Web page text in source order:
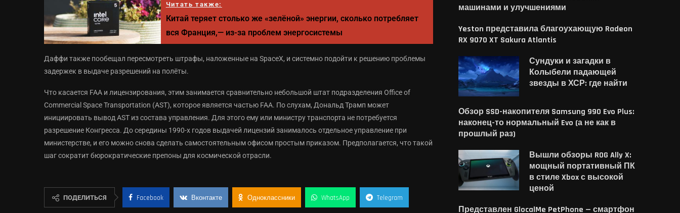
Читать также:
Китай теряет столько же «зелёной» энергии, сколько потребляет
вся Франция,— из-за проблем энергосистемы
Даффи также пообещал пересмотреть штрафы, наложенные на SpaceX, и системно подойти к решению проблемы
задержек в выдаче разрешений на полёты.
Что касается FAA и лицензирования, этим занимается сравнительно небольшой штат подразделения Office of
Commercial Space Transportation (AST), которое является частью FAA. По слухам, Дональд Трамп может
инициировать вывод AST из состава управления. Для этого ему или министру транспорта не потребуется
разрешение Конгресса. До середины 1990-х годов выдачей лицензий занималось отдельное управление при
министерстве, и его можно снова сделать самостоятельным офисом простым приказом. Предполагается, что такой
шаг сократит бюрократические препоны для космической отрасли.
ПОДЕЛИТЬСЯ Facebook Вконтакте Одноклассники WhatsApp Telegram
машинами и улучшениями
Yeston представила благоухающую Radeon
RX 9070 XT Sakura Atlantis
Сундуки и загадки в
Колыбели падающей
звезды в ХСР: где найти
Обзор SSD-накопителя Samsung 990 Evo Plus:
наконец-то нормальный Evo (а не как в
прошлый раз)
Вышли обзоры ROG Ally X:
мощный портативный ПК
в стиле Xbox с высокой
ценой
Представлен GlocalMe PetPhone — смартфон